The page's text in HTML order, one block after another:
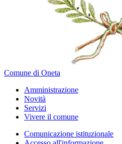
Comune di Oneta
Amministrazione
Novità
Servizi
Vivere il comune
Comunicazione istituzionale